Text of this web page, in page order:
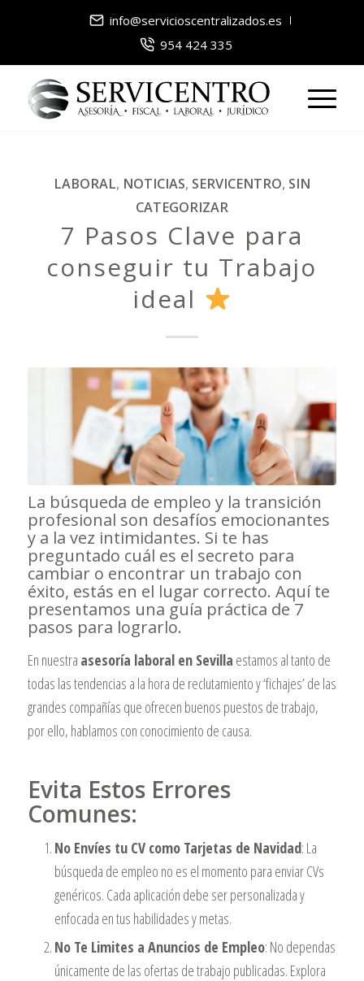
info@servicioscentralizados.es
954 424 335
LABORAL, NOTICIAS, SERVICENTRO, SIN
CATEGORIZAR
7 Pasos Clave para
conseguir tu Trabajo
ideal
La búsqueda de empleo y la transición
profesional son desafíos emocionantes
y a la vez intimidantes. Si te has
preguntado cuál es el secreto para
cambiar o encontrar un trabajo con
éxito, estás en el lugar correcto. Aquí te
presentamos una guía práctica de 7
pasos para lograrlo.
En nuestra asesoría laboral en Sevilla estamos al tanto de
todas las tendencias a la hora de reclutamiento y ‘fichajes’ de las
grandes compañías que ofrecen buenos puestos de trabajo,
por ello, hablamos con conocimiento de causa.
Evita Estos Errores
Comunes:
No Envíes tu CV como Tarjetas de Navidad: La
búsqueda de empleo no es el momento para enviar CVs
genéricos. Cada aplicación debe ser personalizada y
enfocada en tus habilidades y metas.
No Te Limites a Anuncios de Empleo: No dependas
únicamente de las ofertas de trabajo publicadas. Explora